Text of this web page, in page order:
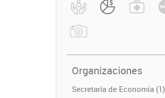
Organizaciones
Secretaría de Economía (1)